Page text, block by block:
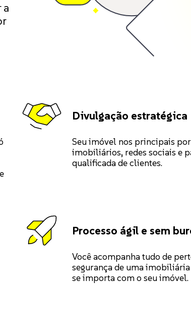
a
Divulgação estratégica
Seu imóvel nos principais
imobiliários, redes sociais e
qualificada de clientes.
Processo ágil e sem
Você acompanha tudo de
segurança de uma
se importa com o seu imóvel.